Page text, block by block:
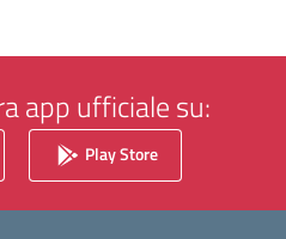
app ufficiale su:
Play Store